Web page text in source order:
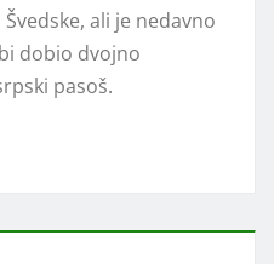
ali je nedavno
dobio dvojno
pasoš.